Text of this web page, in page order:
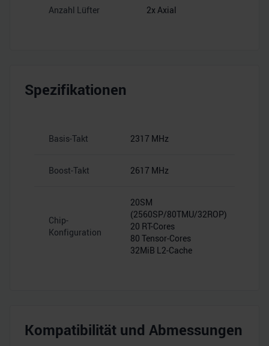
Anzahl Lüfter 2x Axial
Spezifikationen
Basis-Takt 2317 MHz
Boost-Takt 2617 MHz
Chip-
Konfiguration
20SM
(2560SP/80TMU/32ROP)
20 RT-Cores
80 Tensor-Cores
32MiB L2-Cache
Kompatibilität und Abmessungen